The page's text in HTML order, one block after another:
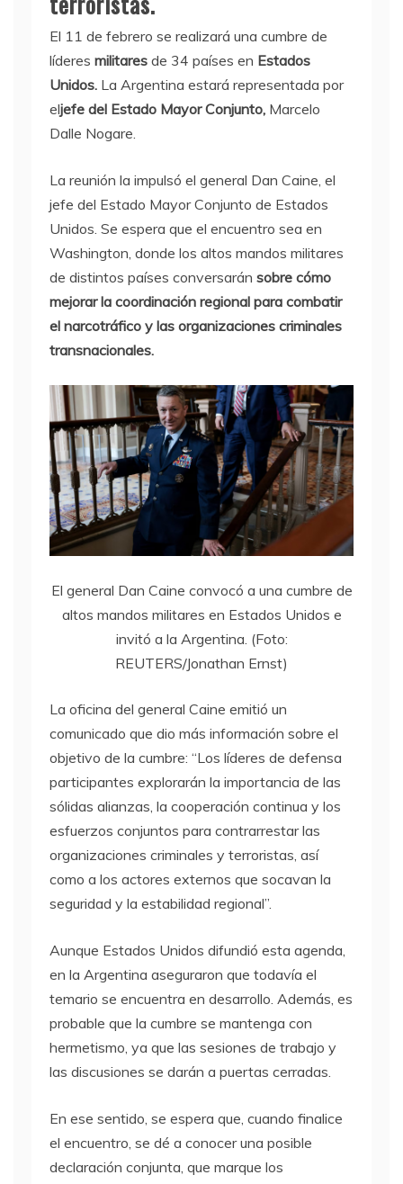
El 11 de febrero se realizará una cumbre de
líderes militares de 34 países en Estados
Unidos. La Argentina estará representada por
eljefe del Estado Mayor Conjunto, Marcelo
Dalle Nogare.
La reunión la impulsó el general Dan Caine, el
jefe del Estado Mayor Conjunto de Estados
Unidos. Se espera que el encuentro sea en
Washington, donde los altos mandos militares
de distintos países conversarán sobre cómo
mejorar la coordinación regional para combatir
el narcotráfico y las organizaciones criminales
transnacionales.
El general Dan Caine convocó a una cumbre de
altos mandos militares en Estados Unidos e
invitó a la Argentina. (Foto:
REUTERS/Jonathan Ernst)
La oficina del general Caine emitió un
comunicado que dio más información sobre el
objetivo de la cumbre: “Los líderes de defensa
participantes explorarán la importancia de las
sólidas alianzas, la cooperación continua y los
esfuerzos conjuntos para contrarrestar las
organizaciones criminales y terroristas, así
como a los actores externos que socavan la
seguridad y la estabilidad regional”.
Aunque Estados Unidos difundió esta agenda,
en la Argentina aseguraron que todavía el
temario se encuentra en desarrollo. Además, es
probable que la cumbre se mantenga con
hermetismo, ya que las sesiones de trabajo y
las discusiones se darán a puertas cerradas.
En ese sentido, se espera que, cuando finalice
el encuentro, se dé a conocer una posible
declaración conjunta, que marque los